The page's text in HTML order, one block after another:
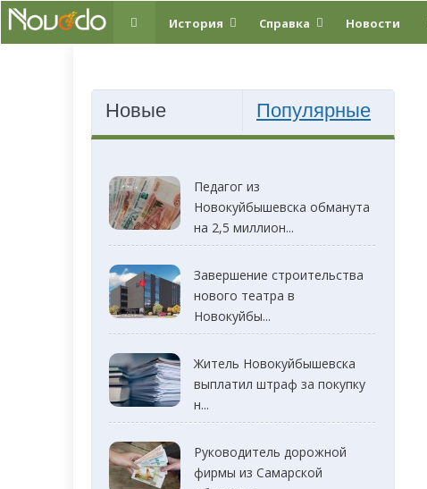
История Справка Новости
Новые Популярные
Педагог из
Новокуйбышевска обманута
на 2,5 миллион...
Завершение строительства
нового театра в
Новокуйбы...
Житель Новокуйбышевска
выплатил штраф за покупку
н...
Руководитель дорожной
фирмы из Самарской